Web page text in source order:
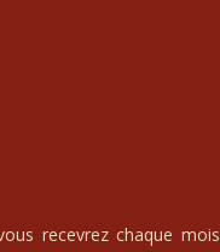
recevrez chaque mois